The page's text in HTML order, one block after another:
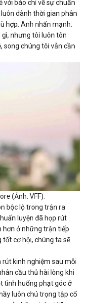
với báo chí về sự chuẩn
dành thời gian phân
hợp. Anh nhấn mạnh:
nhưng tôi luôn tôn
song chúng tôi vẫn cần
(Ảnh: VFF).
bộc lộ trong trận ra
luyện đã họp rút
hơn ở những trận tiếp
tốt cơ hội, chúng ta sẽ
kinh nghiệm sau mỗi
cầu thủ hài lòng khi
tình huống phạt góc ở
luôn chú trọng tập cố